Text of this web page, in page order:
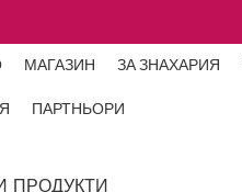
МАГАЗИН ЗА ЗНАХАРИЯ
ПАРТНЬОРИ